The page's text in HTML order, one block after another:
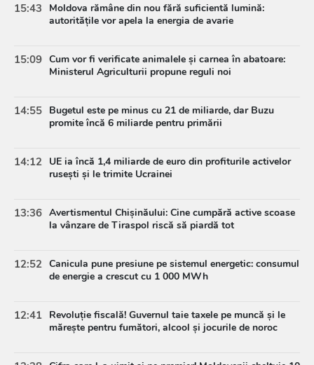
15:43
Moldova rămâne din nou fără suficientă lumină:
autoritățile vor apela la energia de avarie
15:09 Cum vor fi verificate animalele și carnea în abatoare:
Ministerul Agriculturii propune reguli noi
14:55 Bugetul este pe minus cu 21 de miliarde, dar Buzu
promite încă 6 miliarde pentru primării
14:12 UE ia încă 1,4 miliarde de euro din profiturile activelor
rusești și le trimite Ucrainei
13:36 Avertismentul Chișinăului: Cine cumpără active scoase
la vânzare de Tiraspol riscă să piardă tot
12:52 Canicula pune presiune pe sistemul energetic: consumul
de energie a crescut cu 1 000 MWh
12:41 Revoluție fiscală! Guvernul taie taxele pe muncă și le
mărește pentru fumători, alcool și jocurile de noroc